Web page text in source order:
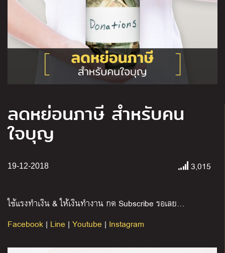
ลดหย่อนภาษี สำหรับคน
ใจบุญ
19-12-2018 3,015
ใช้แรงทำเงิน & ให้เงินทำงาน กด Subscribe รอเลย…
Facebook | Line | Youtube | Instagram